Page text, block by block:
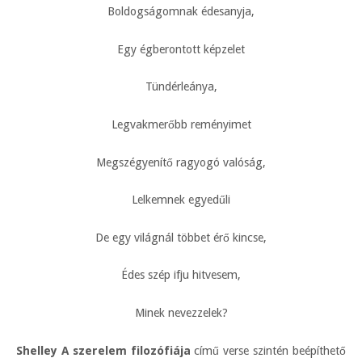
Boldogságomnak édesanyja,
Egy égberontott képzelet
Tündérleánya,
Legvakmerőbb reményimet
Megszégyenítő ragyogó valóság,
Lelkemnek egyedűli
De egy világnál többet érő kincse,
Édes szép ifju hitvesem,
Minek nevezzelek?
Shelley A szerelem filozófiájacímű verse szintén beépíthető